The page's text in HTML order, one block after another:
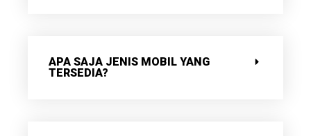
APA SAJA JENIS MOBIL YANG
TERSEDIA?